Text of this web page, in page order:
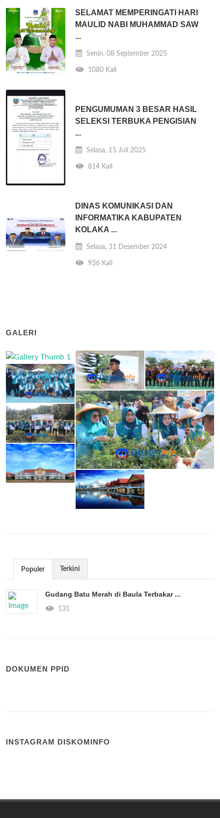
SELAMAT MEMPERINGATI HARI
MAULID NABI MUHAMMAD SAW
...
Senin, 08 September 2025
1080 Kali
PENGUMUMAN 3 BESAR HASIL
SELEKSI TERBUKA PENGISIAN
...
Selasa, 15 Juli 2025
814 Kali
DINAS KOMUNIKASI DAN
INFORMATIKA KABUPATEN
KOLAKA ...
Selasa, 31 Desember 2024
936 Kali
GALERI
Populer Terkini
Gudang Batu Merah di Baula Terbakar ...
131
DOKUMEN PPID
INSTAGRAM DISKOMINFO